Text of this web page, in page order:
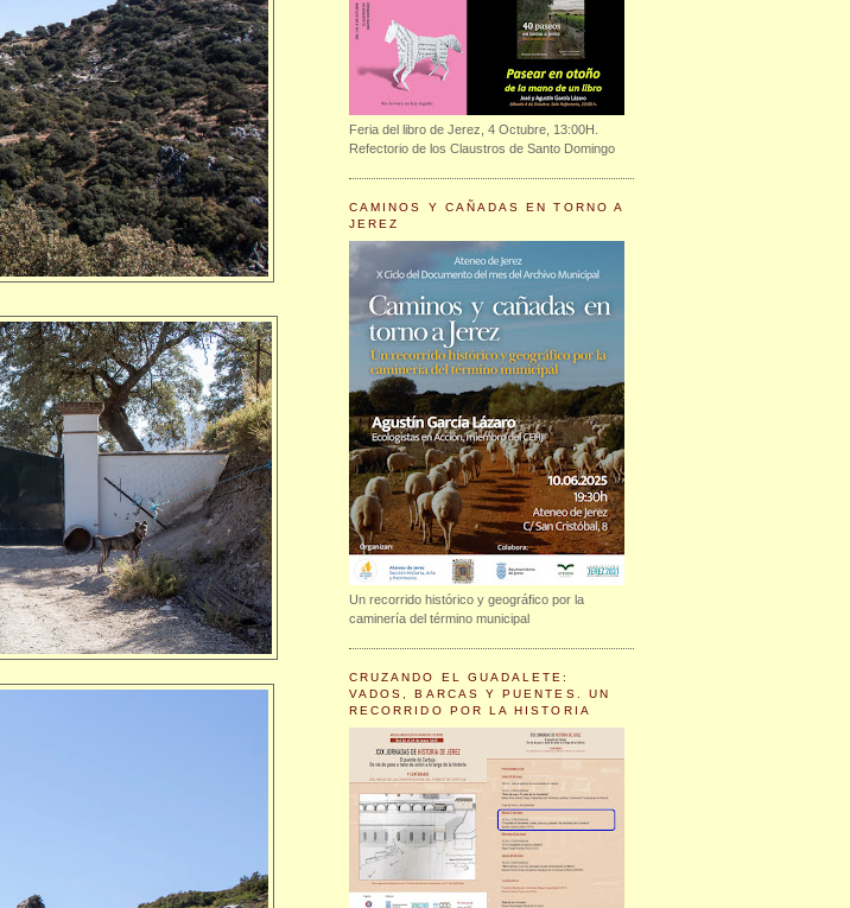
Feria del libro de Jerez, 4 Octubre, 13:00H.
Refectorio de los Claustros de Santo Domingo
CAMINOS Y CAÑADAS EN TORNO A
JEREZ
Un recorrido histórico y geográfico por la
caminería del término municipal
CRUZANDO EL GUADALETE:
VADOS, BARCAS Y PUENTES. UN
RECORRIDO POR LA HISTORIA